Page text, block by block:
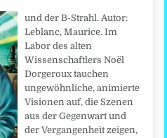
und der B-Strahl. Autor:
Leblanc, Maurice. Im
Labor des alten
Wissenschaftlers Noël
Dorgeroux tauchen
ungewöhnliche, animierte
Visionen auf, die Szenen
aus der Gegenwart und
der Vergangenheit zeigen,